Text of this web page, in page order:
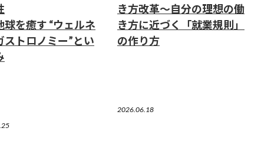
球を癒す “ウェルネ
ストロノミー”とい
き方改革～自分の理想の働
き方に近づく「就業規則」
の作り方
2026.06.18